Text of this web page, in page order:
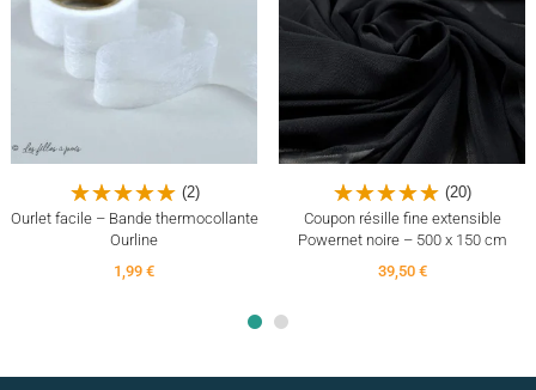
(2)
Ourlet facile – Bande thermocollante
Ourline
1,99 €
(20)
Coupon résille fine extensible
Powernet noire – 500 x 150 cm
39,50 €